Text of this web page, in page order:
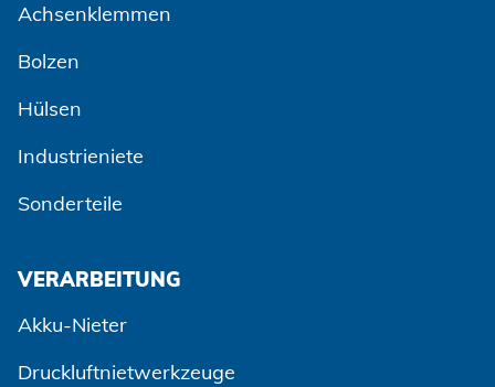
Achsenklemmen
Bolzen
Hülsen
Industrieniete
Sonderteile
VERARBEITUNG
Akku-Nieter
Druckluftnietwerkzeuge